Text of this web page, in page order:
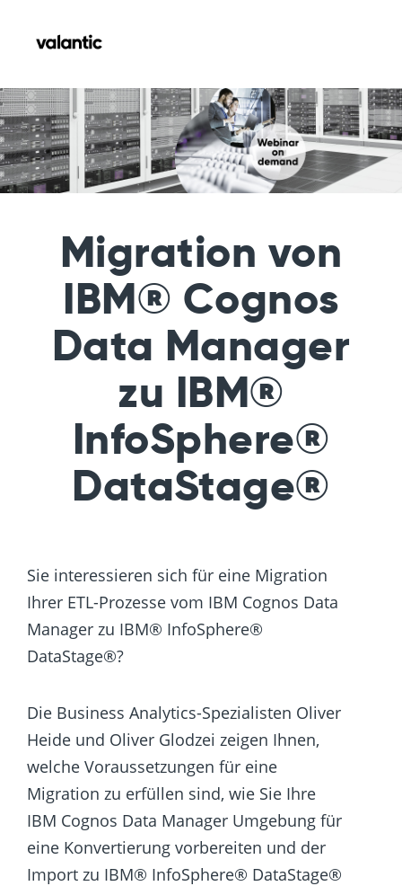
Migration von
IBM® Cognos
Data Manager
zu IBM®
InfoSphere®
DataStage®
Sie interessieren sich für eine Migration
Ihrer ETL-Prozesse vom IBM Cognos Data
Manager zu IBM® InfoSphere®
DataStage®?
Die Business Analytics-Spezialisten Oliver
Heide und Oliver Glodzei zeigen Ihnen,
welche Voraussetzungen für eine
Migration zu erfüllen sind, wie Sie Ihre
IBM Cognos Data Manager Umgebung für
eine Konvertierung vorbereiten und der
Import zu IBM® InfoSphere® DataStage®